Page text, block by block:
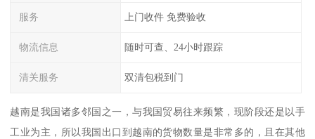
服务 上门收件 免费验收
物流信息 随时可查、24小时跟踪
清关服务 双清包税到门
越南是我国诸多邻国之一，与我国贸易往来频繁，现阶段还是以手
工业为主，所以我国出口到越南的货物数量是非常多的，且在其他